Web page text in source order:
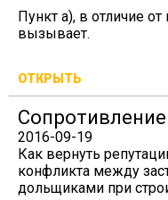
Пункт а), в отличие от
вызывает.
ОТКРЫТЬ
2016-09-19
Как вернуть
конфликта между
дольщиками при